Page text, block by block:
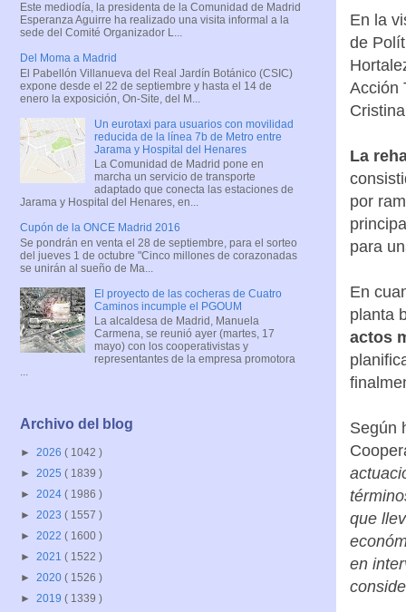
En la
de
Acción
La
por
para
En
planta
actos
Según
que
en
Este mediodía, la presidenta de la Comunidad de Madrid
Esperanza Aguirre ha realizado una visita informal a la
sede del Comité Organizador L...
Del Moma a Madrid
El Pabellón Villanueva del Real Jardín Botánico (CSIC)
expone desde el 22 de septiembre y hasta el 14 de
enero la exposición, On-Site, del M...
Un eurotaxi para usuarios con movilidad
reducida de la línea 7b de Metro entre
Jarama y Hospital del Henares
La Comunidad de Madrid pone en
marcha un servicio de transporte
adaptado que conecta las estaciones de
Jarama y Hospital del Henares, en...
Cupón de la ONCE Madrid 2016
Se pondrán en venta el 28 de septiembre, para el sorteo
del jueves 1 de octubre "Cinco millones de corazonadas
se unirán al sueño de Ma...
El proyecto de las cocheras de Cuatro
Caminos incumple el PGOUM
La alcaldesa de Madrid, Manuela
Carmena, se reunió ayer (martes, 17
mayo) con los cooperativistas y
representantes de la empresa promotora
...
Archivo del blog
► 2026 ( 1042 )
► 2025 ( 1839 )
► 2024 ( 1986 )
► 2023 ( 1557 )
► 2022 ( 1600 )
► 2021 ( 1522 )
► 2020 ( 1526 )
► 2019 ( 1339 )